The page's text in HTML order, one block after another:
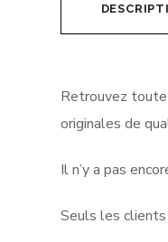
Retrouvez toute
originales de
Il n’y a pas
Seuls les